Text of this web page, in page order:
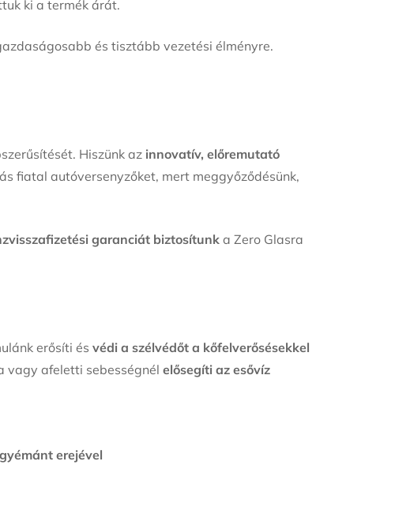
ki a termék árát.
és tisztább vezetési élményre.
Hiszünk az innovatív, előremutató
fiatal autóversenyzőket, mert meggyőződésünk,
garanciát biztosítunk a Zero Glasra
erősíti és védi a szélvédőt a kőfelverősésekkel
vagy afeletti sebességnél elősegíti az esővíz
erejével